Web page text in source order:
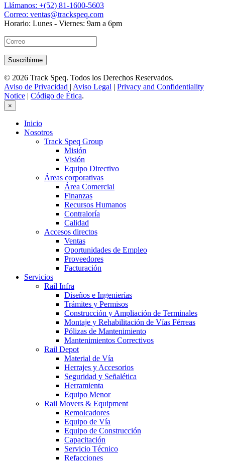
Llámanos: +(52) 81-1600-5603
Correo: ventas@trackspeq.com
Horario: Lunes - Viernes: 9am a 6pm
© 2026 Track Speq. Todos los Derechos Reservados.
Aviso de Privacidad | Aviso Legal | Privacy and Confidentiality
Notice | Código de Ética.
×
Inicio
Nosotros
Track Speq Group
Misión
Visión
Equipo Directivo
Áreas corporativas
Área Comercial
Finanzas
Recursos Humanos
Contraloría
Calidad
Accesos directos
Ventas
Oportunidades de Empleo
Proveedores
Facturación
Servicios
Rail Infra
Diseños e Ingenierías
Trámites y Permisos
Construcción y Ampliación de Terminales
Montaje y Rehabilitación de Vías Férreas
Pólizas de Mantenimiento
Mantenimientos Correctivos
Rail Depot
Material de Vía
Herrajes y Accesorios
Seguridad y Señalética
Herramienta
Equipo Menor
Rail Movers & Equipment
Remolcadores
Equipo de Vía
Equipo de Construcción
Capacitación
Servicio Técnico
Refacciones